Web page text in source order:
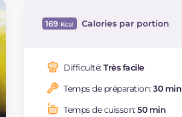
169 Calories par portion
Dont sucres
Protéine g
Graisses
Difficulté:Très facile
Temps de préparation:30 min
Temps de cuisson:50 min